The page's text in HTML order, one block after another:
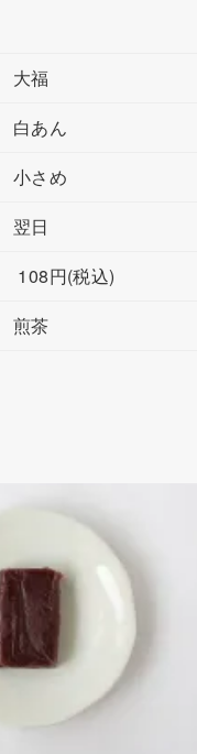
大福
白あん
小さめ
翌日
108円(税込)
煎茶